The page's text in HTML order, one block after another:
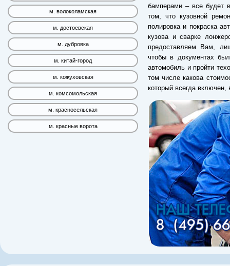
м. волоколамская
м. достоевская
м. дубровка
м. китай-город
м. кожуховская
м. комсомольская
м. красносельская
м. красные ворота
бамперами – все будет
том, что кузовной
полировка и покраска
кузова и сварке
предоставляем Вам,
чтобы в документах
автомобиль и пройти
том числе какова
который всегда